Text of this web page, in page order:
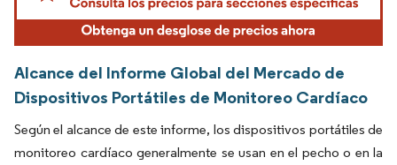
Alcance del Informe Global del Mercado de
Dispositivos Portátiles de Monitoreo Cardíaco
Según el alcance de este informe, los dispositivos portátiles de
monitoreo cardíaco generalmente se usan en el pecho o en la